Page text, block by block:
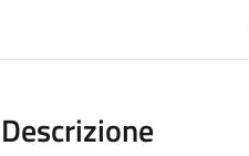
Descrizione